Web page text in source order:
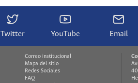
Twitter YouTube Email
Correo institucional
Mapa del sitio
Redes Sociales
FAQ